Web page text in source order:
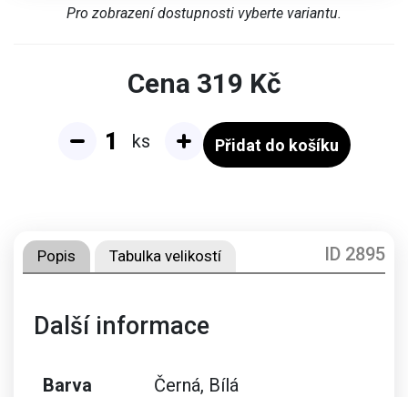
Pro zobrazení dostupnosti vyberte variantu.
Cena 319 Kč
ks Přidat do košíku
ID 2895
Popis Tabulka velikostí
Další informace
Barva Černá, Bílá